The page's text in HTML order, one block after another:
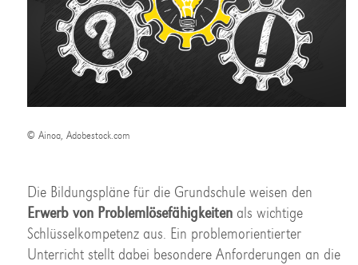
© Ainoa, Adobestock.com
Die Bildungspläne für die Grundschule weisen den
Erwerb von Problemlösefähigkeitenals wichtige
Schlüsselkompetenz aus. Ein problemorientierter
Unterricht stellt dabei besondere Anforderungen an die